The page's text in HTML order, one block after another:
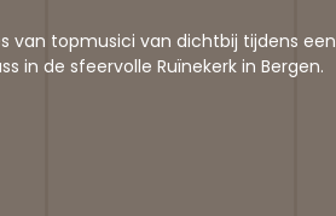
van topmusici van dichtbij tijdens een
in de sfeervolle Ruïnekerk in Bergen.